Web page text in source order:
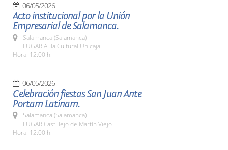
06/05/2026
Acto institucional por la Unión
Empresarial de Salamanca.
Salamanca (Salamanca)
LUGAR Aula Cultural Unicaja
Hora: 12:00 h.
06/05/2026
Celebración fiestas San Juan Ante
Portam Latinam.
Salamanca (Salamanca)
LUGAR Castillejo de Martín Viejo
Hora: 12:00 h.